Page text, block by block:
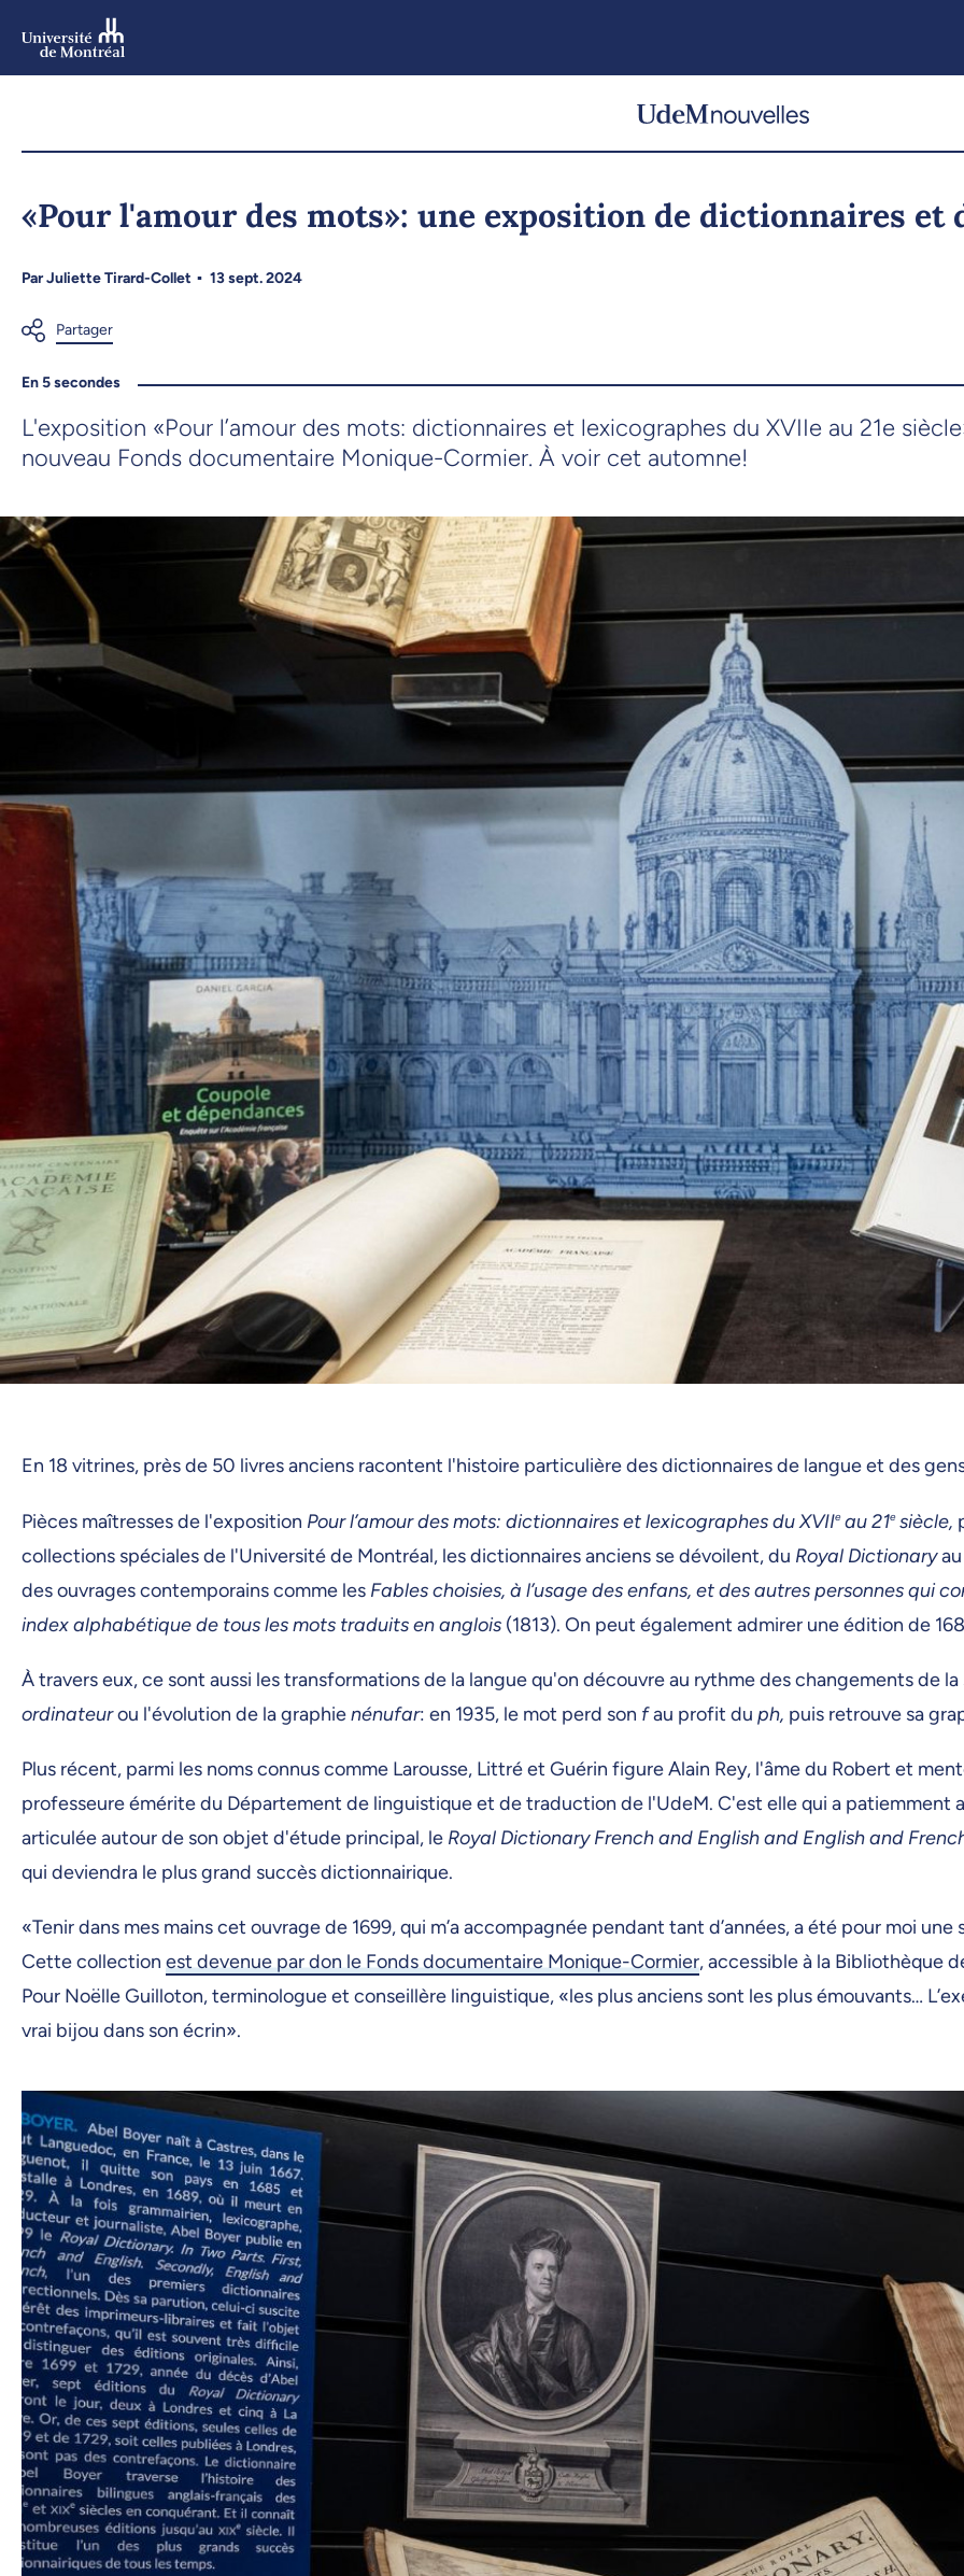
«Pour l'amour des mots»: une exposition de dictionnaires et
ParJuliette Tirard-Collet 13 sept. 2024
En 5 secondes
L'exposition «Pour l’amour des mots: dictionnaires et lexicographes du XVIIe au 21e
nouveau Fonds documentaire Monique-Cormier. À voir cet automne!
En 18 vitrines, près de 50 livres anciens racontent l'histoire particulière des dictionnaires de langue et des
Pièces maîtresses de l'exposition Pour l’amour des mots: dictionnaires et lexicographes du XVIIeau 21esiècle,
collections spéciales de l'Université de Montréal, les dictionnaires anciens se dévoilent, du Royal Dictionary
des ouvrages contemporains comme les Fables choisies, à l’usage des enfans, et des autres personnes qui
index alphabétique de tous les mots traduits en anglois (1813). On peut également admirer une édition de
À travers eux, ce sont aussi les transformations de la langue qu'on découvre au rythme des changements de
ordinateurou l'évolution de la graphienénufar: en 1935, le mot perd son fau profit du ph, puis retrouve sa
Plus récent, parmi les noms connus comme Larousse, Littré et Guérin figure Alain Rey, l'âme du Robert et
professeure émérite du Département de linguistique et de traduction de l'UdeM. C'est elle qui a
articulée autour de son objet d'étude principal, le Royal Dictionary French and English and English and
qui deviendra le plus grand succès dictionnairique.
«Tenir dans mes mains cet ouvrage de 1699, qui m’a accompagnée pendant tant d’années, a été pour moi
Cette collection est devenue par don le Fonds documentaire Monique-Cormier, accessible à la Bibliothèque
Pour Noëlle Guilloton, terminologue et conseillère linguistique, «les plus anciens sont les plus émouvants…
vrai bijou dans son écrin».